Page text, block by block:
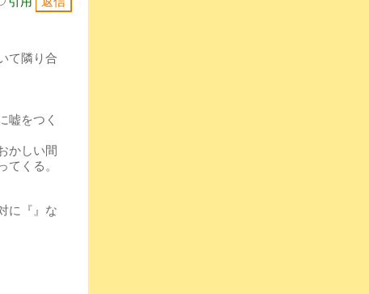
て隣り合
嘘をつく
かしい間
てくる。
に『』な